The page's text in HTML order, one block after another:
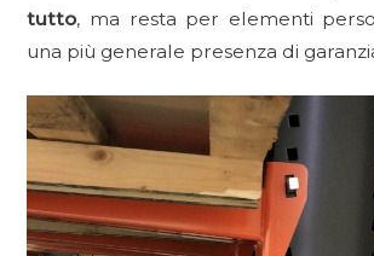
tutto, ma resta per elementi
una più generale presenza di